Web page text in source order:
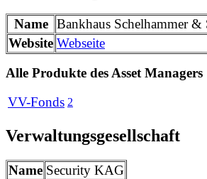
Name Bankhaus Schelhammer &
Website Webseite
Alle Produkte des Asset Managers
VV-Fonds 2
Verwaltungsgesellschaft
Name Security KAG